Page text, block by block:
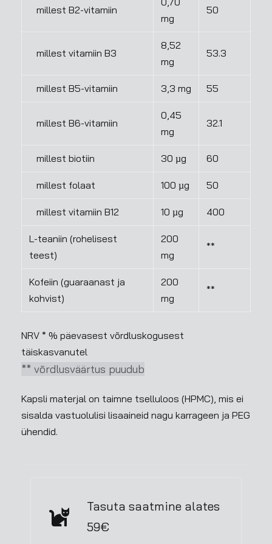
millest B2-vitamiin
mg
50
millest vitamiin B3
8,52
mg
53.3
millest B5-vitamiin 3,3 mg 55
millest B6-vitamiin
0,45
mg
32.1
millest biotiin 30 µg 60
millest folaat 100 µg 50
millest vitamiin B12 10 µg 400
L-teaniin (rohelisest
teest)
200
mg
**
Kofeiin (guaraanast ja
kohvist)
200
mg
**
NRV * % päevasest võrdluskogusest
täiskasvanutel
** võrdlusväärtus puudub
Kapsli materjal on taimne tselluloos (HPMC), mis ei
sisalda vastuolulisi lisaaineid nagu karrageen ja PEG
ühendid.
Tasuta saatmine alates
59€